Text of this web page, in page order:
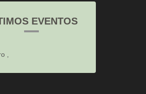
EVENTOS
,